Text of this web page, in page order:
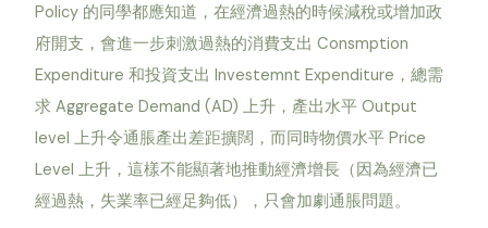
Policy 的同學都應知道，在經濟過熱的時候減稅或增加政
府開支，會進一步刺激過熱的消費支出 Consmption
Expenditure 和投資支出 Investemnt Expenditure，總需
求 Aggregate Demand (AD) 上升，產出水平 Output
level 上升令通脹產出差距擴闊，而同時物價水平 Price
Level 上升，這樣不能顯著地推動經濟增長（因為經濟已
經過熱，失業率已經足夠低），只會加劇通脹問題。